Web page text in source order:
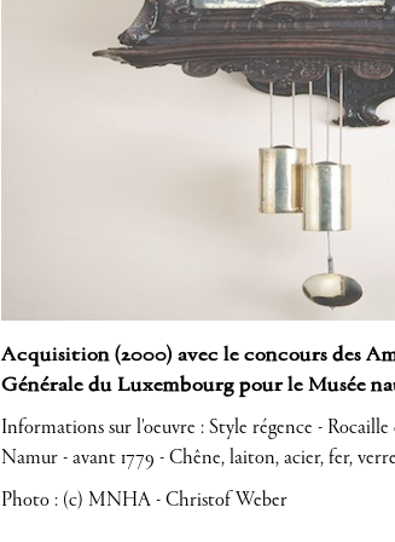
Acquisition (2000) avec le concours des
Générale du Luxembourg pour le Musée
Informations sur l'oeuvre : Style régence -
Namur - avant 1779 - Chêne, laiton, acier, fer,
Photo : (c) MNHA - Christof Weber